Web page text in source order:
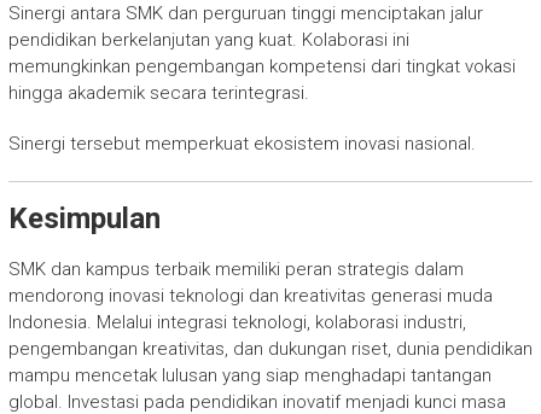
Sinergi antara SMK dan perguruan tinggi menciptakan jalur
pendidikan berkelanjutan yang kuat. Kolaborasi ini
memungkinkan pengembangan kompetensi dari tingkat vokasi
hingga akademik secara terintegrasi.
Sinergi tersebut memperkuat ekosistem inovasi nasional.
Kesimpulan
SMK dan kampus terbaik memiliki peran strategis dalam
mendorong inovasi teknologi dan kreativitas generasi muda
Indonesia. Melalui integrasi teknologi, kolaborasi industri,
pengembangan kreativitas, dan dukungan riset, dunia pendidikan
mampu mencetak lulusan yang siap menghadapi tantangan
global. Investasi pada pendidikan inovatif menjadi kunci masa